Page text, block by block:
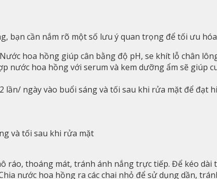
bạn cần nắm rõ một số lưu ý quan trọng để tối ưu
Nước hoa hồng giúp cân bằng độ pH, se khít lỗ chân
nước hoa hồng với serum và kem dưỡng ẩm sẽ giúp
lần/ ngày vào buổi sáng và tối sau khi rửa mặt để đạt
và tối sau khi rửa mặt
ráo, thoáng mát, tránh ánh nắng trực tiếp. Để kéo
nước hoa hồng ra các chai nhỏ để sử dụng dần,